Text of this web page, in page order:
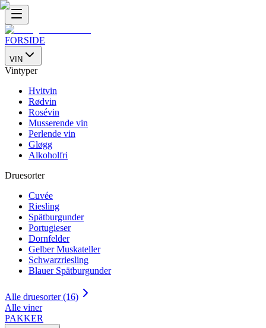
FORSIDE
VIN
Vintyper
Hvitvin
Rødvin
Rosévin
Musserende vin
Perlende vin
Gløgg
Alkoholfri
Druesorter
Cuvée
Riesling
Spätburgunder
Portugieser
Dornfelder
Gelber Muskateller
Schwarzriesling
Blauer Spätburgunder
Alle druesorter (16)
Alle viner
PAKKER